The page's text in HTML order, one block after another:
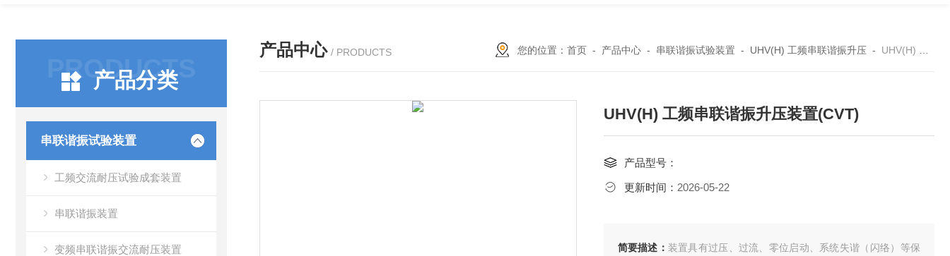
PRODUCTS
产品分类
串联谐振试验装置
工频交流耐压试验成套装置
串联谐振装置
变频串联谐振交流耐压装置
产品中心 / PRODUCTS 您的位置： 首页- 产品中心- 串联谐振试验装置 - UHV(H) 工频串联谐振升压- UHV(H) 工频串联谐振升压装置(CVT)
UHV(H) 工频串联谐振升压装置(CVT)
产品型号：
更新时间： 2026-05-22
简要描述： 装置具有过压、过流、零位启动、系统失谐（闪络）等保